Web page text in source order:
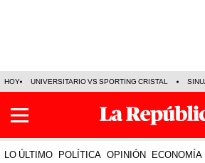
HOY UNIVERSITARIO VS SPORTING CRISTAL
LO ÚLTIMO POLÍTICA OPINIÓN ECONOMÍA